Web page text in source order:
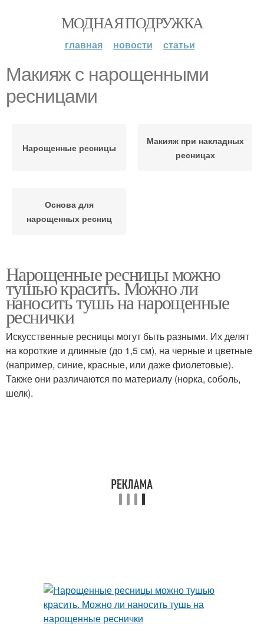
МОДНАЯ ПОДРУЖКА
главная новости статьи
Макияж с нарощенными
ресницами
Нарощенные ресницы
Макияж при накладных
ресницах
Основа для
нарощенных ресниц
Нарощенные ресницы можно
тушью красить. Можно ли
наносить тушь на нарощенные
реснички
Искусственные ресницы могут быть разными. Их делят
на короткие и длинные (до 1,5 см), на черные и цветные
(например, синие, красные, или даже фиолетовые).
Также они различаются по материалу (норка, соболь,
шелк).